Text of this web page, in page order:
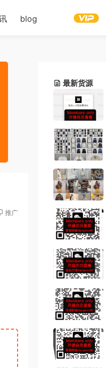
blog
推广
最新货源